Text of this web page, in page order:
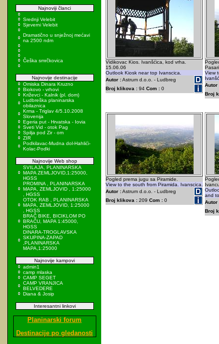
Najnoviji članci
Srednji Velebit
Sjeverni Velebit
Dramatično u snježnoj mećavi
na 2500 ndm
Češka smrčkovica
Najnovije destinacije
Omiska Dinara Kruzno
Biokovo - vrhovi
Križevci - Kalnik (pl. dom)
Ludbreška planinarska
obilaznica
Krma - Triglav 4/5.10.2008
Slovenija
Egeria put - Hrvatska - Iovia
Sveti Vid - otok Pag
Spilja pod Zir - om
ZIR
Podkilavac-Mudna dol-Hahlići-
Kolac-Podki
Najnovije Web shop
SVILAJA, PLANINARSKA
MAPA ZEMLJOVID,1:25000,
HGSS
PROMINA , PLANINARSKA
MAPA, ZEMLJOVID , 1:25000
, HGSS
OTOK RAB , PLANINARSKA
MAPA, ZEMLJOVID, 1:25000
, HGSS
BRAČ BIKE, BICIKLOM PO
BRAČU, MAPA 1:45000,
HGSS
DINARA-TROGLAVSKA
SKUPINA-ZAPAD
,PLANINARSKA
MAPA,1:25000
Najnovije kampovi
admin1
camp mlaska
CAMP SEGET
CAMP VRANJICA
BELVEDERE
Diana & Josip
Interesantni linkovi
Planinarski forum
Destinacije po gledanosti
Vidikovac Kios. Ivanšćica, kod vrha.
15.06.06
Outlook Kiosk near top Ivanscica.
Autor :Astrum d.o.o. - Ludbreg
Broj klikova : 94 Com : 0
View
Autor
Broj
Pogled prema jugu sa Piramide.
View to the south from Piramida. Ivanscica.
Autor :Astrum d.o.o. - Ludbreg
Broj klikova : 209 Com : 0
and
Autor
Broj